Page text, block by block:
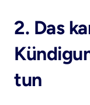
2. Das
tun